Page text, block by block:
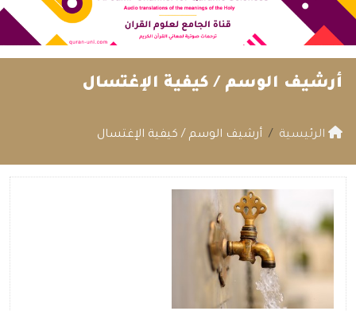
أرشيف الوسم / كيفية الإغتسال
الرئيسية أرشيف الوسم / كيفية الإغتسال